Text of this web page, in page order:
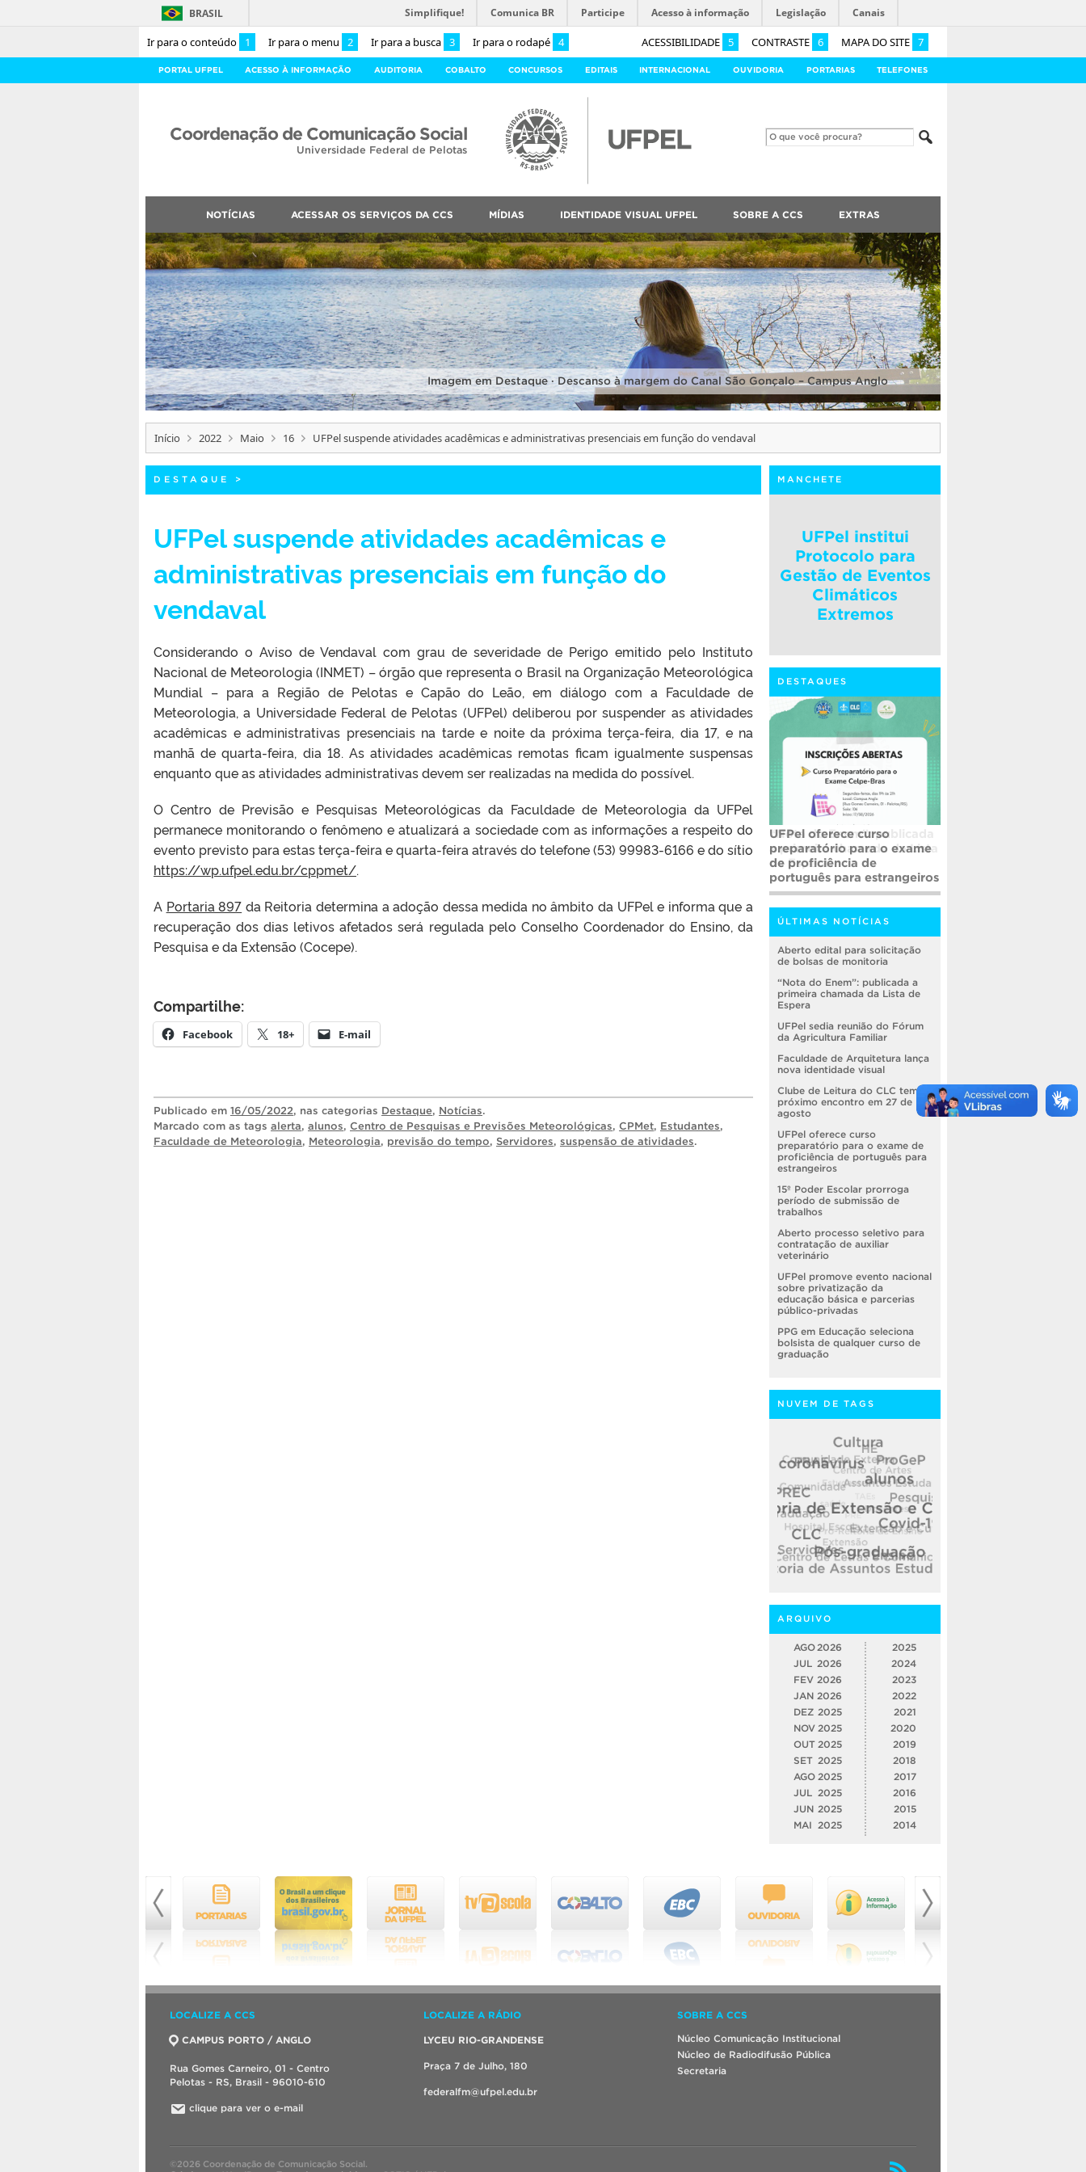
Ir para o conteúdo 1 Ir para o menu 2 Ir para a busca 3 Ir para o rodapé 4 ACESSIBILIDADE 5 CONTRASTE 6 MAPA DO SITE 7
BRASIL Simplifique! Comunica BR Participe Acesso à informação Legislação Canais
PORTAL UFPEL ACESSO À INFORMAÇÃO AUDITORIA COBALTO CONCURSOS EDITAIS INTERNACIONAL OUVIDORIA PORTARIAS TELEFONES
Coordenação de Comunicação Social
Universidade Federal de Pelotas
NOTÍCIAS ACESSAR OS SERVIÇOS DA CCS MÍDIAS IDENTIDADE VISUAL UFPEL SOBRE A CCS EXTRAS
Imagem em Destaque · Descanso à margem do Canal São Gonçalo – Campus Anglo
Início 2022 Maio 16 UFPel suspende atividades acadêmicas e administrativas presenciais em função do vendaval
DESTAQUE >
UFPel suspende atividades acadêmicas e
administrativas presenciais em função do
vendaval
Considerando o Aviso de Vendaval com grau de severidade de Perigo emitido pelo Instituto
Nacional de Meteorologia (INMET) – órgão que representa o Brasil na Organização Meteorológica
Mundial – para a Região de Pelotas e Capão do Leão, em diálogo com a Faculdade de
Meteorologia, a Universidade Federal de Pelotas (UFPel) deliberou por suspender as atividades
acadêmicas e administrativas presenciais na tarde e noite da próxima terça-feira, dia 17, e na
manhã de quarta-feira, dia 18. As atividades acadêmicas remotas ficam igualmente suspensas
enquanto que as atividades administrativas devem ser realizadas na medida do possível.
O Centro de Previsão e Pesquisas Meteorológicas da Faculdade de Meteorologia da UFPel
permanece monitorando o fenômeno e atualizará a sociedade com as informações a respeito do
evento previsto para estas terça-feira e quarta-feira através do telefone (53) 99983-6166 e do sítio
https://wp.ufpel.edu.br/cppmet/.
A Portaria 897 da Reitoria determina a adoção dessa medida no âmbito da UFPel e informa que a
recuperação dos dias letivos afetados será regulada pelo Conselho Coordenador do Ensino, da
Pesquisa e da Extensão (Cocepe).
Compartilhe:
Facebook 18+ E-mail
Publicado em 16/05/2022, nas categorias Destaque, Notícias.
Marcado com as tags alerta, alunos, Centro de Pesquisas e Previsões Meteorológicas, CPMet, Estudantes,
Faculdade de Meteorologia, Meteorologia, previsão do tempo, Servidores, suspensão de atividades.
MANCHETE
UFPel institui
Protocolo para
Gestão de Eventos
Climáticos
Extremos
DESTAQUES
UFPel oferece curso
preparatório para o exame
de proficiência de
português para estrangeiros
ÚLTIMAS NOTÍCIAS
Aberto edital para solicitação
de bolsas de monitoria
“Nota do Enem”: publicada a
primeira chamada da Lista de
Espera
UFPel sedia reunião do Fórum
da Agricultura Familiar
Faculdade de Arquitetura lança
nova identidade visual
Clube de Leitura do CLC tem
próximo encontro em 27 de
agosto
UFPel oferece curso
preparatório para o exame de
proficiência de português para
estrangeiros
15º Poder Escolar prorroga
período de submissão de
trabalhos
Aberto processo seletivo para
contratação de auxiliar
veterinário
UFPel promove evento nacional
sobre privatização da
educação básica e parcerias
público-privadas
PPG em Educação seleciona
bolsista de qualquer curso de
graduação
NUVEM DE TAGS
ARQUIVO
AGO 2026
JUL 2026
FEV 2026
JAN 2026
DEZ 2025
NOV 2025
OUT 2025
SET 2025
AGO 2025
JUL
2025
JUN 2025
MAI
2025
2025
2024
2023
2022
2021
2020
2019
2018
2017
2016
2015
2014
LOCALIZE A CCS
CAMPUS PORTO / ANGLO
Rua Gomes Carneiro, 01 - Centro
Pelotas - RS, Brasil - 96010-610
clique para ver o e-mail
LOCALIZE A RÁDIO
LYCEU RIO-GRANDENSE
Praça 7 de Julho, 180
federalfm@ufpel.edu.br
SOBRE A CCS
Núcleo Comunicação Institucional
Núcleo de Radiodifusão Pública
Secretaria
©2026 Coordenação de Comunicação Social.